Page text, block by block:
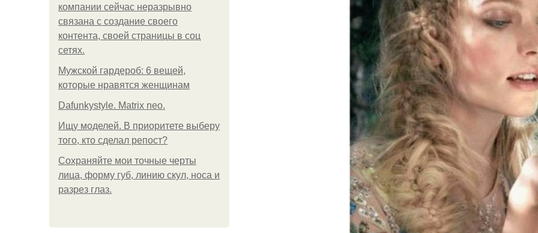
компании сейчас неразрывно
связана с создание своего
контента, своей страницы в соц
сетях.
Мужской гардероб: 6 вещей,
которые нравятся женщинам
Dafunkystyle. Matrix neo.
Ищу моделей. В приоритете выберу
того, кто сделал репост?
Сохраняйте мои точные черты
лица, форму губ, линию скул, носа и
разрез глаз.